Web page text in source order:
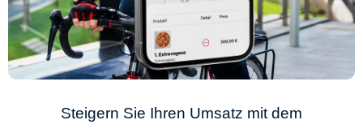
Steigern Sie Ihren Umsatz mit dem